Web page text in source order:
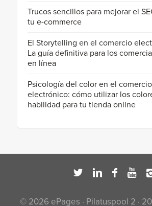
Trucos sencillos para mejorar el
tu e-commerce
El Storytelling en el comercio
La guía definitiva para los
en línea
Psicología del color en el comercio
electrónico: cómo utilizar los
habilidad para tu tienda online
© 2026 ePages · Pilatuspool 2 ·